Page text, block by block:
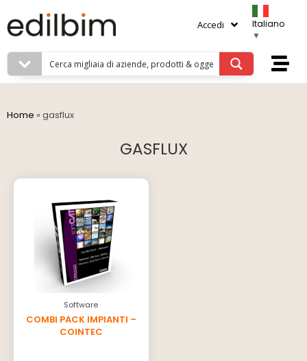
Accedi
Italiano
▼
Home » gasflux
GASFLUX
Software
COMBI PACK IMPIANTI –
COINTEC